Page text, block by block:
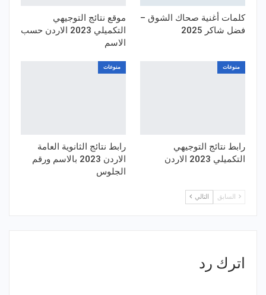
كلمات أغنية صحاك الشوق –
فضل شاكر 2025
موقع نتائج التوجيهي
التكميلي 2023 الاردن حسب
الاسم
منوعات
رابط نتائج التوجيهي
التكميلي 2023 الاردن
منوعات
رابط نتائج الثانوية العامة
الاردن 2023 بالاسم ورقم
الجلوس
السابق التالي
اترك رد